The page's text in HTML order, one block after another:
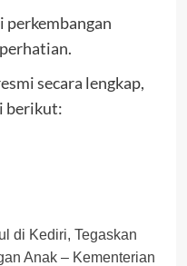
secara lengkap,
berikut:
di Kediri, Tegaskan
Anak – Kementerian